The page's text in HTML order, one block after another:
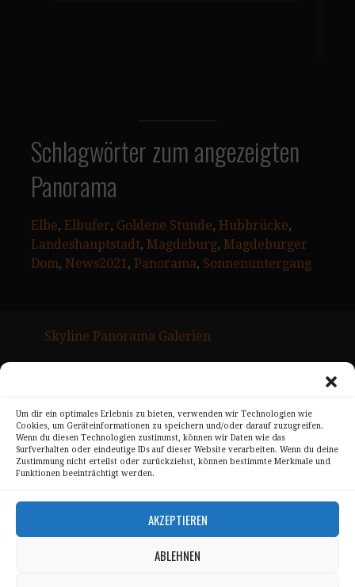
Um dir ein optimales Erlebnis zu bieten, verwenden wir Technologien wie
Cookies, um Geräteinformationen zu speichern und/oder darauf zuzugreifen.
Wenn du diesen Technologien zustimmst, können wir Daten wie das
Surfverhalten oder eindeutige IDs auf dieser Website verarbeiten. Wenn du deine
Zustimmung nicht erteilst oder zurückziehst, können bestimmte Merkmale und
Funktionen beeinträchtigt werden.
AKZEPTIEREN
ABLEHNEN
Schlagwörter zum angezeigten
Panorama
Elbe, Elbufer, Goldene Stunde, Hubbrücke
Landeshauptstadt, Magdeburg, Magdeburger
Dom, News2021, Panorama, Sonnenuntergang
Skyline Panorama Galerien
Kontakt
Alle Bilder unterliegen dem Urheberrecht von
Sebastian Trandafir
All pictures © 2008 – 2026 by